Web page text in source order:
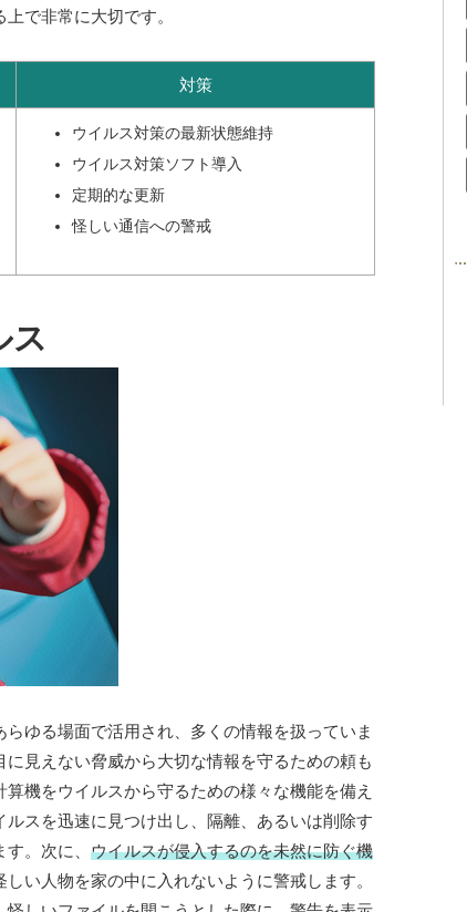
で非常に大切です。
対策
ウイルス対策の最新状態維持
ウイルス対策ソフト導入
定期的な更新
怪しい通信への警戒
ス
ゆる場面で活用され、多くの情報を扱っていま
見えない脅威から大切な情報を守るための頼も
機をウイルスから守るための様々な機能を備え
スを迅速に見つけ出し、隔離、あるいは削除す
。次に、 ウイルスが侵入するのを未然に防ぐ機
い人物を家の中に入れないように警戒します。